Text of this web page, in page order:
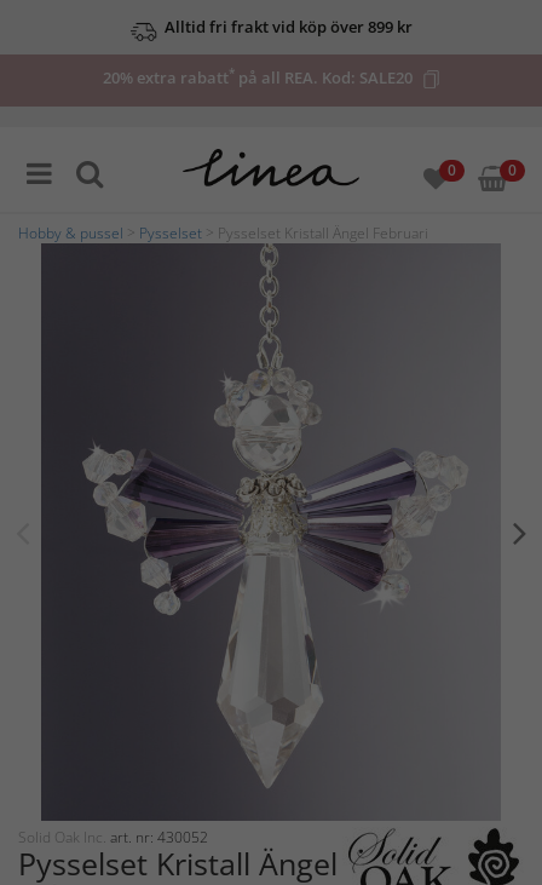
Alltid fri frakt vid köp över 899 kr
20% extra rabatt*på all REA. Kod: SALE20
0 0
Hobby & pussel Pysselset > Pysselset Kristall Ängel Februari
Solid Oak Inc. art. nr: 430052
Pysselset Kristall Ängel